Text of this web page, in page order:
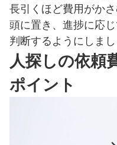
長引くほど費用がか
頭に置き、進捗に応
判断するようにしまし
人探しの依頼
ポイント